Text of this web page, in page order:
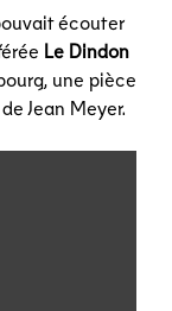
écouter
Le Dindon
une pièce
Jean Meyer.